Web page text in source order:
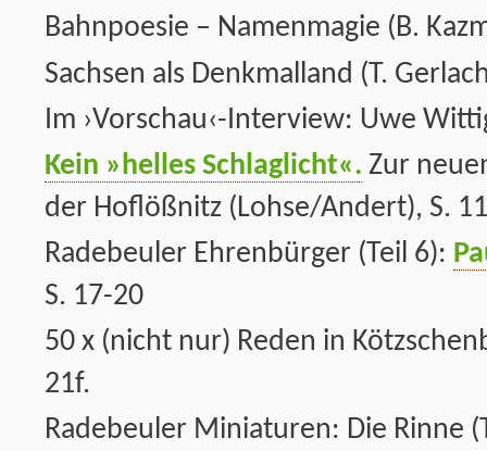
Bahnpoesie – Namenmagie (B.
Sachsen als Denkmalland (T.
Im ›Vorschau‹-Interview: Uwe
Kein »helles Schlaglicht«. Zur
der Hoflößnitz (Lohse/Andert), S.
Radebeuler Ehrenbürger (Teil 6):
S. 17-20
50 x (nicht nur) Reden in
21f.
Radebeuler Miniaturen: Die Rinne